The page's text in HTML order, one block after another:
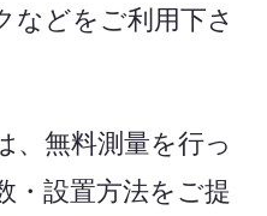
どをご利用下さ
、無料測量を行っ
・設置方法をご提